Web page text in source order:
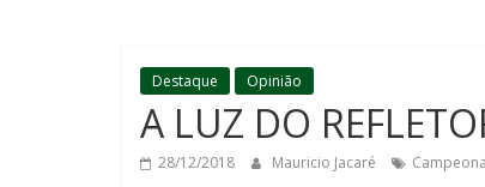
Destaque Opinião
A LUZ DO
28/12/2018 Mauricio Jacaré